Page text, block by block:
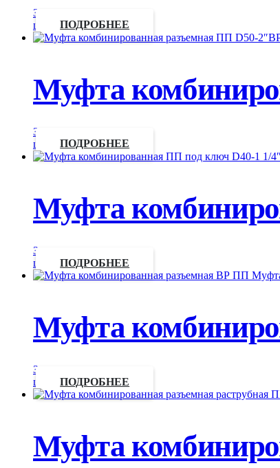
Запросить
цену
ПОДРОБНЕЕ
Муфта
Запросить
цену
ПОДРОБНЕЕ
Муфта
Запросить
цену
ПОДРОБНЕЕ
Муфта
Запросить
цену
ПОДРОБНЕЕ
Муфта